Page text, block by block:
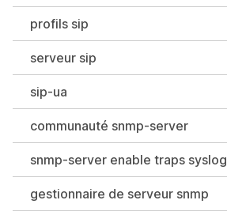
profils sip
serveur sip
sip-ua
communauté snmp-server
snmp-server enable traps syslog
gestionnaire de serveur snmp